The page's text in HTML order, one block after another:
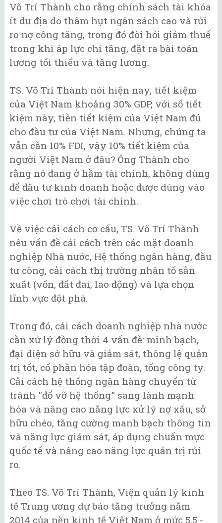
Võ Trí Thành cho rằng chính sách tài khóa
ít dư địa do thâm hụt ngân sách cao và rủi
ro nợ công tăng, trong đó đòi hỏi giảm thuế
trong khi áp lực chi tăng, đặt ra bài toán
lương tối thiểu và tăng lương.
TS. Võ Trí Thành nói hiện nay, tiết kiệm
của Việt Nam khoảng 30% GDP, với số tiết
kiệm này, tiền tiết kiệm của Việt Nam đủ
cho đầu tư của Việt Nam. Nhưng, chúng ta
vẫn cần 10% FDI, vậy 10% tiết kiệm của
người Việt Nam ở đâu? Ông Thành cho
rằng nó đang ở hầm tài chính, không dùng
để đầu tư kinh doanh hoặc được dùng vào
việc chơi trò chơi tài chính.
Về việc cải cách cơ cấu, TS. Võ Trí Thành
nêu vấn đề cải cách trên các mặt doanh
nghiệp Nhà nước, Hệ thống ngân hàng, đầu
tư công, cải cách thị trường nhân tố sản
xuất (vốn, đất đai, lao động) và lựa chọn
lĩnh vực đột phá.
Trong đó, cải cách doanh nghiệp nhà nước
cần xử lý đồng thời 4 vấn đề: minh bạch,
đại diện sở hữu và giảm sát, thông lệ quản
trị tốt, cổ phần hóa tập đoàn, tổng công ty.
Cải cách hệ thống ngân hàng chuyển từ
tránh "đổ vỡ hệ thống" sang lành mạnh
hóa và nâng cao năng lực xử lý nợ xấu, sở
hữu chéo, tăng cường manh bạch thông tin
và năng lực giám sát, áp dụng chuẩn mực
quốc tế và nâng cao năng lực quản trị rủi
ro.
Theo TS. Võ Trí Thành, Viện quản lý kinh
tế Trung ương dự báo tăng trưởng năm
2014 của nền kinh tế Việt Nam ở mức 5,5 -